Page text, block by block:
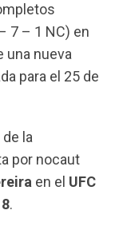
7 – 1 NC) en
una nueva
para el 25 de
la
por nocaut
en el UFC
.